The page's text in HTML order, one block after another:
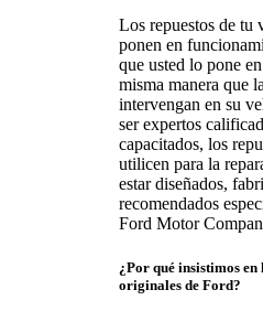
Los repuestos de tu
ponen en
que usted lo pone
misma manera que
intervengan en su
ser expertos
capacitados, los
utilicen para la
estar diseñados,
recomendados
Ford Motor
¿Por qué insistimos en
originales de Ford?